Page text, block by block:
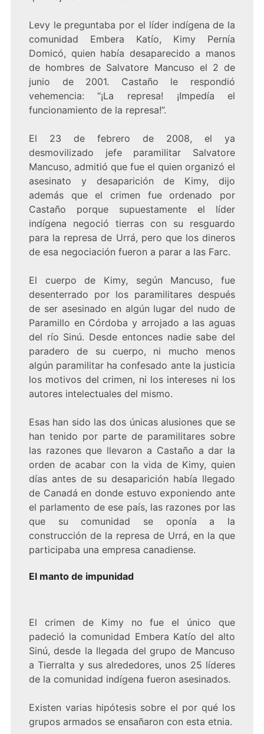
Levy le preguntaba por el líder indígena de la
comunidad Embera Katío, Kimy Pernía
Domicó, quien había desaparecido a manos
de hombres de Salvatore Mancuso el 2 de
junio de 2001. Castaño le respondió
vehemencia: “¡La represa! ¡Impedía el
funcionamiento de la represa!”.
El 23 de febrero de 2008, el ya
desmovilizado jefe paramilitar Salvatore
Mancuso, admitió que fue el quien organizó el
asesinato y desaparición de Kimy, dijo
además que el crimen fue ordenado por
Castaño porque supuestamente el líder
indígena negoció tierras con su resguardo
para la represa de Urrá, pero que los dineros
de esa negociación fueron a parar a las Farc.
El cuerpo de Kimy, según Mancuso, fue
desenterrado por los paramilitares después
de ser asesinado en algún lugar del nudo de
Paramillo en Córdoba y arrojado a las aguas
del río Sinú. Desde entonces nadie sabe del
paradero de su cuerpo, ni mucho menos
algún paramilitar ha confesado ante la justicia
los motivos del crimen, ni los intereses ni los
autores intelectuales del mismo.
Esas han sido las dos únicas alusiones que se
han tenido por parte de paramilitares sobre
las razones que llevaron a Castaño a dar la
orden de acabar con la vida de Kimy, quien
días antes de su desaparición había llegado
de Canadá en donde estuvo exponiendo ante
el parlamento de ese país, las razones por las
que su comunidad se oponía a la
construcción de la represa de Urrá, en la que
participaba una empresa canadiense.
El manto de impunidad
El crimen de Kimy no fue el único que
padeció la comunidad Embera Katío del alto
Sinú, desde la llegada del grupo de Mancuso
a Tierralta y sus alrededores, unos 25 líderes
de la comunidad indígena fueron asesinados.
Existen varias hipótesis sobre el por qué los
grupos armados se ensañaron con esta etnia.